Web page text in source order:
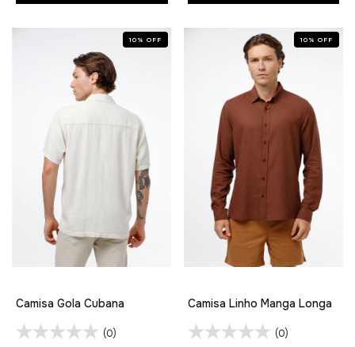
10 % OFF
Camisa Gola Cubana
(0)
10 % OFF
Camisa Linho Manga Longa
(0)